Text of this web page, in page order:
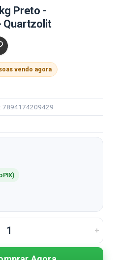
Preto -
Quartzolit
vendo agora
7894174209429
PIX)